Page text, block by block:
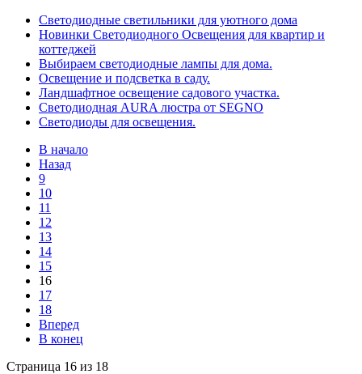
Cветодиодные светильники для уютного дома
Новинки Светодиодного Освещения для квартир и
коттеджей
Выбираем светодиодные лампы для дома.
Освещение и подсветка в саду.
Ландшафтное освещение садового участка.
Светодиодная AURA люстра от SEGNO
Светодиоды для освещения.
В начало
Назад
9
10
11
12
13
14
15
16
17
18
Вперед
В конец
Страница 16 из 18